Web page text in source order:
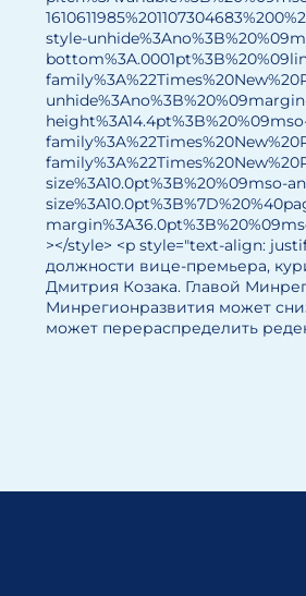
style-
size%3A10.0pt%3B%20%09mso-
></style> <p style="text-align:
должности вице-премьера,
Дмитрия Козака. Главой
Минрегионразвития может
может перераспределить